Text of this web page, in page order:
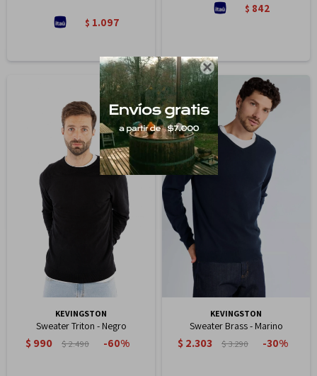

$ 1.097
$ 842
KEVINGSTON
Sweater Triton - Negro
$990 $2.490 60
KEVINGSTON
Sweater Brass - Marino
$ 2.303 $3.290 30